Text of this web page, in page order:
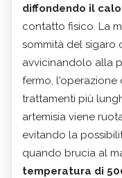
diffondendo il
contatto fisico. La
sommità del sigaro
avvicinandolo alla
fermo, l'operazione
trattamenti più
artemisia viene
evitando la
quando brucia al
temperatura di